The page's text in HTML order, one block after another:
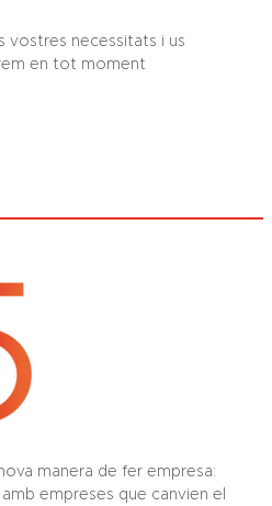
vostres necessitats i us
en tot moment
manera de fer empresa:
empreses que canvien el